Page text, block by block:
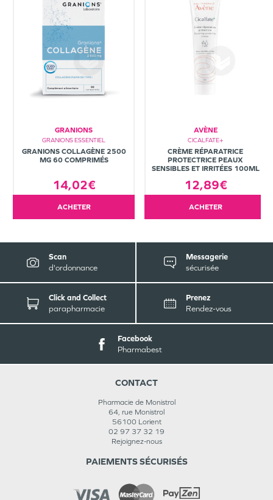
GRANIONS
GRANIONS ESSENTIEL
GRANIONS COLLAGÈNE 2500
MG 60 COMPRIMÉS
14,02€
ACHETER
AVÈNE
CICALFATE+
CRÈME RÉPARATRICE
PROTECTRICE PEAUX
SENSIBLES ET IRRITÉES 100ML
12,89€
ACHETER
Scan
d'ordonnance
Messagerie
sécurisée
Click and Collect
parapharmacie
Prenez
Rendez-vous
Facebook
Pharmabest
CONTACT
Pharmacie de Monistrol
64, rue Monistrol
56100 Lorient
02 97 37 32 19
Rejoignez-nous
PAIEMENTS SÉCURISÉS